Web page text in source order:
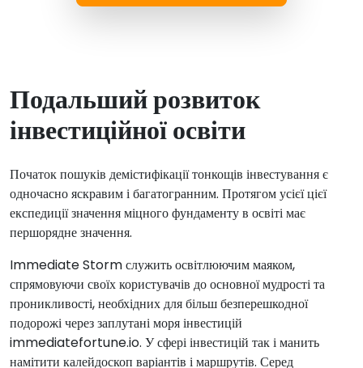
Подальший розвиток
інвестиційної освіти
Початок пошуків демістифікації тонкощів інвестування є
одночасно яскравим і багатогранним. Протягом усієї цієї
експедиції значення міцного фундаменту в освіті має
першорядне значення.
Immediate Storm служить освітлюючим маяком,
спрямовуючи своїх користувачів до основної мудрості та
проникливості, необхідних для більш безперешкодної
подорожі через заплутані моря інвестицій
immediatefortune.io. У сфері інвестицій так і манить
намітити калейдоскоп варіантів і маршрутів. Серед